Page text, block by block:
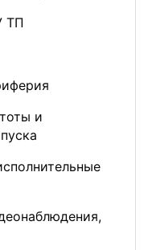
ТП
и